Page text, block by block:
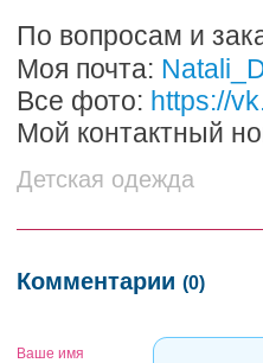
По вопросам и
Моя почта:
Все фото: https://
Мой контактный
Детская одежда
Комментарии (0)
Ваше имя